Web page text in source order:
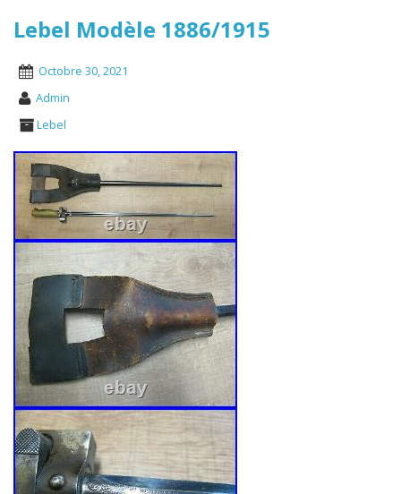
Lebel Modèle 1886/1915
Octobre 30, 2021
Admin
Lebel